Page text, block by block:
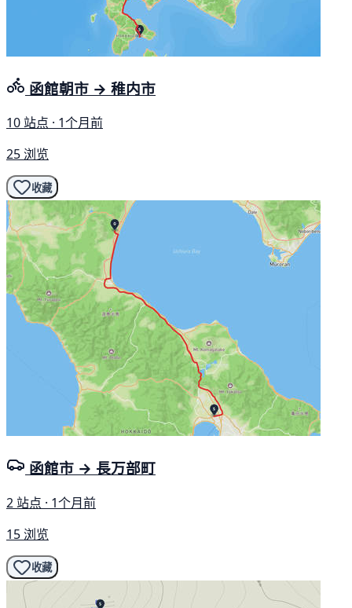
函館朝市 → 稚内市
10 站点 · 1个月前
25 浏览
收藏
函館市 → 長万部町
2 站点 · 1个月前
15 浏览
收藏